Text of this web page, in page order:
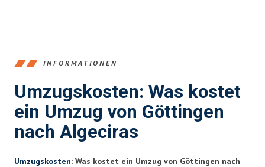
INFORMATIONEN
Umzugskosten: Was kostet
ein Umzug von Göttingen
nach Algeciras
Umzugskosten: Was kostet ein Umzug von Göttingen nach